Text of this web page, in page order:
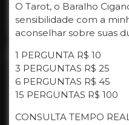
O Tarot, o Baralho
sensibilidade com a
aconselhar sobre suas
1 PERGUNTA R$ 10
3 PERGUNTAS R$ 25
6 PERGUNTAS R$ 45
15 PERGUNTAS R$ 100
CONSULTA TEMPO